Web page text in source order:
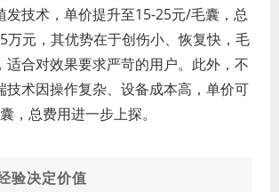
发技术，单价提升至15-25元/毛囊，总
万元，其优势在于创伤小、恢复快，毛
适合对效果要求严苛的用户。此外，不
技术因操作复杂、设备成本高，单价可
，总费用进一步上探。
验决定价值